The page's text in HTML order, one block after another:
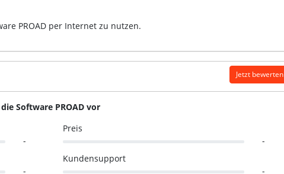
PROAD per Internet zu nutzen.
Jetzt bewerten
Software PROAD vor
-
Preis
-
-
Kundensupport
-